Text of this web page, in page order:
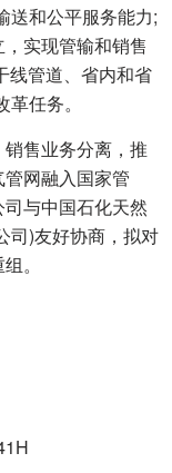
送和公平服务能力;
实现管输和销售
线管道、省内和省
任务。
售业务分离，推
网融入国家管
与中国石化天然
司)友好协商，拟对
。